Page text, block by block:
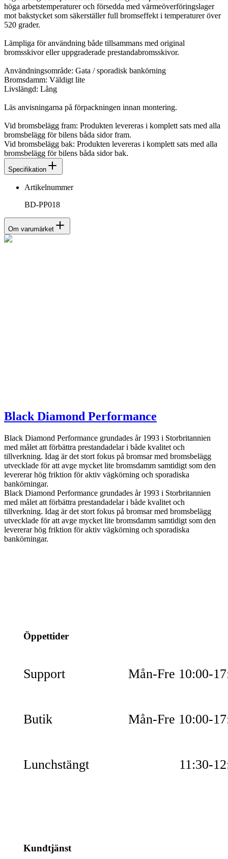
höga arbetstemperaturer och försedda med värmeöverföringslager
mot bakstycket som säkerställer full bromseffekt i temperaturer över
520 grader.
Lämpliga för användning både tillsammans med original
bromsskivor eller uppgraderade prestandabromsskivor.
Användningsområde: Gata / sporadisk bankörning
Bromsdamm: Väldigt lite
Livslängd: Lång
Läs anvisningarna på förpackningen innan montering.
Vid bromsbelägg fram: Produkten levereras i komplett sats med alla
bromsbelägg för bilens båda sidor fram.
Vid bromsbelägg bak: Produkten levereras i komplett sats med alla
bromsbelägg för bilens båda sidor bak.
Specifikation
Artikelnummer
BD-PP018
Om varumärket
Black Diamond Performance
Black Diamond Performance grundades år 1993 i Storbritannien
med målet att förbättra prestandadelar i både kvalitet och
tillverkning. Idag är det stort fokus på bromsar med bromsbelägg
utvecklade för att avge mycket lite bromsdamm samtidigt som den
levererar hög friktion för aktiv vägkörning och sporadiska
bankörningar.
Black Diamond Performance grundades år 1993 i Storbritannien
med målet att förbättra prestandadelar i både kvalitet och
tillverkning. Idag är det stort fokus på bromsar med bromsbelägg
utvecklade för att avge mycket lite bromsdamm samtidigt som den
levererar hög friktion för aktiv vägkörning och sporadiska
bankörningar.
Öppettider
Support Mån-Fre 10:00-
Butik Mån-Fre 10:00-
Lunchstängt 11:30-
Kundtjänst